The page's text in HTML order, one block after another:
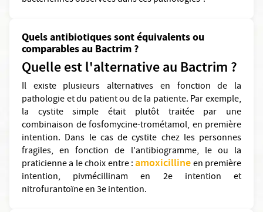
Quels antibiotiques sont équivalents ou
comparables au Bactrim ?
Quelle est l'alternative au Bactrim ?
Il existe plusieurs alternatives en fonction de la
pathologie et du patient ou de la patiente. Par exemple,
la cystite simple était plutôt traitée par une
combinaison de fosfomycine-trométamol, en première
intention. Dans le cas de cystite chez les personnes
fragiles, en fonction de l'antibiogramme, le ou la
praticienne a le choix entre :amoxicillineen première
intention, pivmécillinam en 2e intention et
nitrofurantoïne en 3e intention.